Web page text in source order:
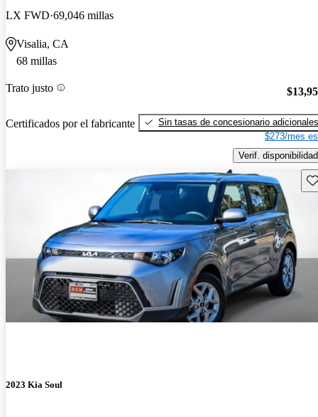
LX FWD 69,046 millas
Visalia, CA
68 millas
Trato justo
Certificados por el fabricante
Sin tasas de concesionario adicionales
$273/mes
Verif. disponibilidad
2023 Kia Soul